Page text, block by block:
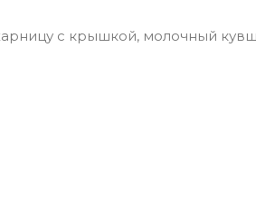
с крышкой, молочный